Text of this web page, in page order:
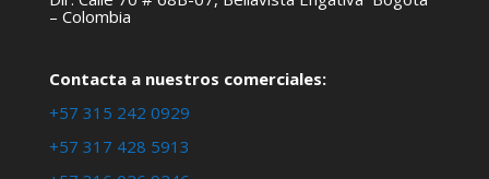
– Colombia
Contacta a nuestros comerciales:
+57 315 242 0929
+57 317 428 5913